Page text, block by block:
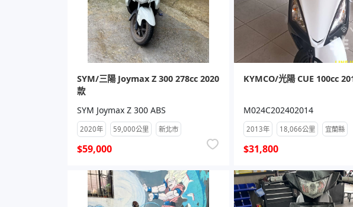
SYM/三陽 Joymax Z 300 278cc 2020
款
SYM Joymax Z 300 ABS
2020年 59,000公里 新北市
$59,000
KYMCO/光陽 CUE 100cc
M024C202402014
2013年 18,066公里 宜蘭縣
$31,800